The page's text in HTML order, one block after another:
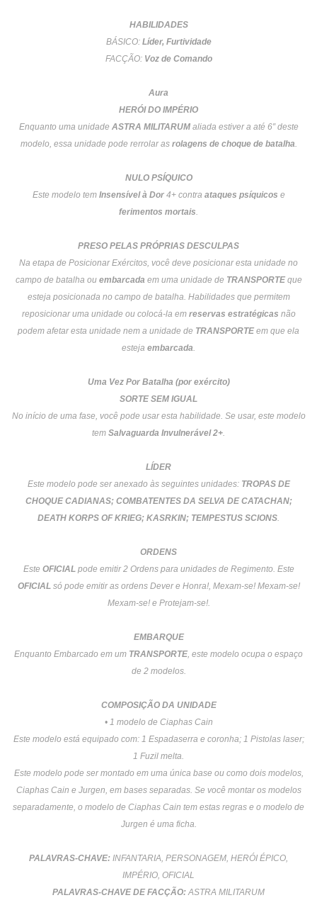
HABILIDADES
BÁSICO: Líder, Furtividade
FACÇÃO: Voz de Comando
Aura
HERÓI DO IMPÉRIO
Enquanto uma unidade ASTRA MILITARUMaliada estiver a até 6″ deste
modelo, essa unidade pode rerrolar asrolagens de choque de batalha.
NULO PSÍQUICO
Este modelo temInsensível à Dor4+ contra ataques psíquicos e
ferimentos mortais.
PRESO PELAS PRÓPRIAS DESCULPAS
Na etapa de Posicionar Exércitos, você deve posicionar esta unidade no
campo de batalha ou embarcada em uma unidade de TRANSPORTE que
esteja posicionada no campo de batalha. Habilidades que permitem
reposicionar uma unidade ou colocá-la em reservas estratégicas não
podem afetar esta unidade nem a unidade de TRANSPORTE em que ela
esteja embarcada.
Uma Vez Por Batalha (por exército)
SORTE SEM IGUAL
No início de uma fase, você pode usar esta habilidade. Se usar, este modelo
tem Salvaguarda Invulnerável 2+.
LÍDER
Este modelo pode ser anexado às seguintes unidades: TROPAS DE
CHOQUE CADIANAS; COMBATENTES DA SELVA DE CATACHAN;
DEATH KORPS OF KRIEG; KASRKIN; TEMPESTUS SCIONS.
ORDENS
Este OFICIAL pode emitir 2 Ordens para unidades de Regimento. Este
OFICIAL só pode emitir as ordens Dever e Honra!, Mexam-se! Mexam-se!
Mexam-se! e Protejam-se!.
EMBARQUE
Enquanto Embarcado em um TRANSPORTE, este modelo ocupa o espaço
de 2 modelos.
COMPOSIÇÃO DA UNIDADE
• 1 modelo de Ciaphas Cain
Este modelo está equipado com: 1 Espadaserra e coronha; 1 Pistolas laser;
1 Fuzil melta.
Este modelo pode ser montado em uma única base ou como dois modelos,
Ciaphas Cain e Jurgen, em bases separadas. Se você montar os modelos
separadamente, o modelo de Ciaphas Cain tem estas regras e o modelo de
Jurgen é uma ficha.
PALAVRAS-CHAVE: INFANTARIA, PERSONAGEM, HERÓI ÉPICO,
IMPÉRIO, OFICIAL
PALAVRAS-CHAVE DE FACÇÃO:ASTRA MILITARUM